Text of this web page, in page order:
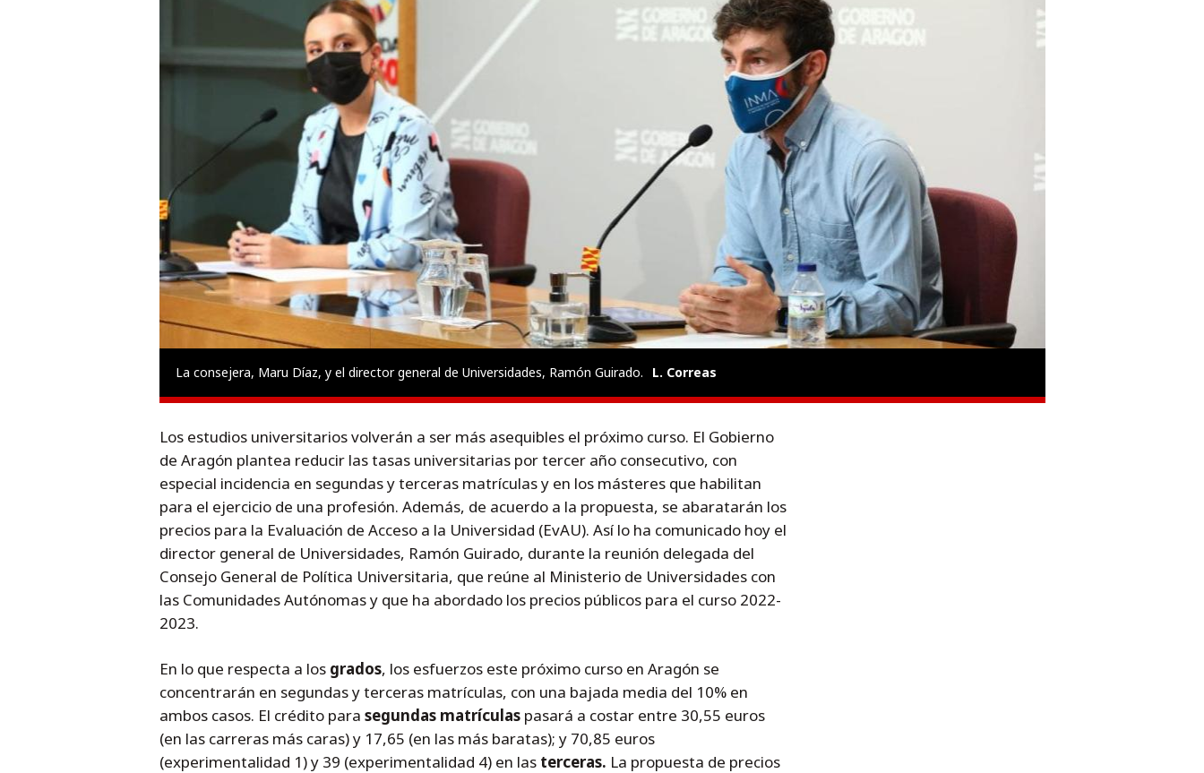
La consejera, Maru Díaz, y el director general de Universidades, Ramón Guirado. L. Correas
Los estudios universitarios volverán a ser más asequibles el próximo curso. El Gobierno
de Aragón plantea reducir las tasas universitarias por tercer año consecutivo, con
especial incidencia en segundas y terceras matrículas y en los másteres que habilitan
para el ejercicio de una profesión. Además, de acuerdo a la propuesta, se abaratarán los
precios para la Evaluación de Acceso a la Universidad (EvAU). Así lo ha comunicado hoy el
director general de Universidades, Ramón Guirado, durante la reunión delegada del
Consejo General de Política Universitaria, que reúne al Ministerio de Universidades con
las Comunidades Autónomas y que ha abordado los precios públicos para el curso 2022-
2023.
En lo que respecta a los grados, los esfuerzos este próximo curso en Aragón se
concentrarán en segundas y terceras matrículas, con una bajada media del 10% en
ambos casos. El crédito para segundas matrículaspasará a costar entre 30,55 euros
(en las carreras más caras) y 17,65 (en las más baratas); y 70,85 euros
(experimentalidad 1) y 39 (experimentalidad 4) en lasterceras. La propuesta de precios